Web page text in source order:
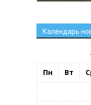
Календарь
Пн Вт